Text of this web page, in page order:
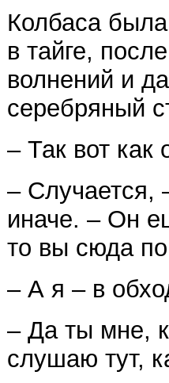
Колбаса
в тайге,
волнений и
серебряный
– Так вот
– Случается,
иначе. – Он
то вы сюда
– А я – в
– Да ты мне,
слушаю тут,